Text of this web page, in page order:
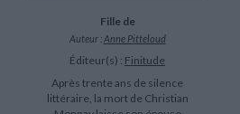
Fille de
Auteur :Anne Pitteloud
Éditeur(s) : Finitude
Après trente ans de silence
littéraire, la mort de Christian